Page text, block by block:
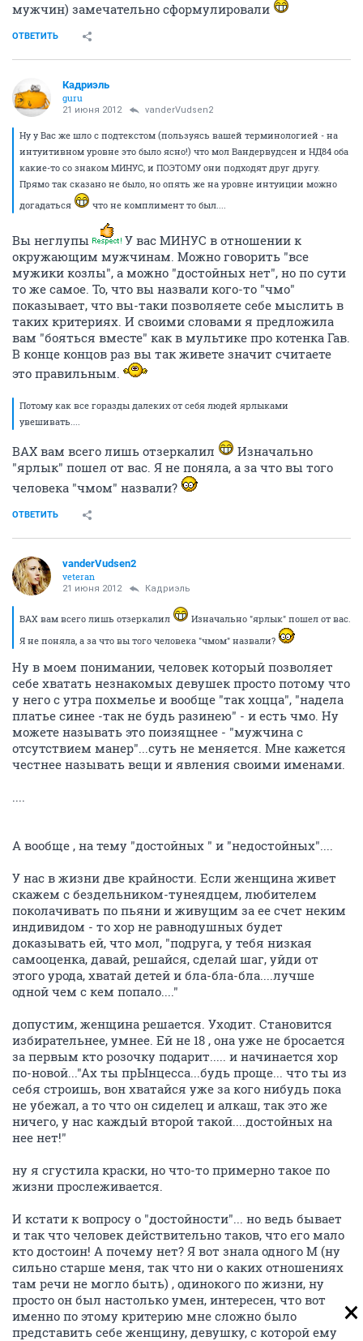
мужчин) замечательно сформулировали
ОТВЕТИТЬ
Кадриэль
guru
21 июня 2012 vanderVudsen2
Ну у Вас же шло с подтекстом (пользуясь вашей терминологией - на
интуитивном уровне это было ясно!) что мол Вандервудсен и НД84 оба
какие-то со знаком МИНУС, и ПОЭТОМУ они подходят друг другу.
Прямо так сказано не было, но опять же на уровне интуиции можно
догадаться
что не комплимент то был....
Вы неглупы
У вас МИНУС в отношении к
окружающим мужчинам. Можно говорить "все
мужики козлы", а можно "достойных нет", но по сути
то же самое. То, что вы назвали кого-то "чмо"
показывает, что вы-таки позволяете себе мыслить в
таких критериях. И своими словами я предложила
вам "бояться вместе" как в мультике про котенка Гав.
В конце концов раз вы так живете значит считаете
это правильным.
Потому как все горазды далеких от себя людей ярлыками
увешивать....
ВАХ вам всего лишь отзеркалил
Изначально
"ярлык" пошел от вас. Я не поняла, а за что вы того
человека "чмом" назвали?
ОТВЕТИТЬ
vanderVudsen2
veteran
21 июня 2012 Кадриэль
ВАХ вам всего лишь отзеркалил
Изначально "ярлык" пошел от вас.
Я не поняла, а за что вы того человека "чмом" назвали?
Ну в моем понимании, человек который позволяет
себе хватать незнакомых девушек просто потому что
у него с утра похмелье и вообще "так хоцца", "надела
платье синее -так не будь разинею" - и есть чмо. Ну
можете называть это поизящнее - "мужчина с
отсутствием манер"...суть не меняется. Мне кажется
честнее называть вещи и явления своими именами.
....
А вообще , на тему "достойных " и "недостойных"....
У нас в жизни две крайности. Если женщина живет
скажем с бездельником-тунеядцем, любителем
поколачивать по пьяни и живущим за ее счет неким
индивидом - то хор не равнодушных будет
доказывать ей, что мол, "подруга, у тебя низкая
самооценка, давай, решайся, сделай шаг, уйди от
этого урода, хватай детей и бла-бла-бла....лучше
одной чем с кем попало...."
допустим, женщина решается. Уходит. Становится
избирательнее, умнее. Ей не 18 , она уже не бросается
за первым кто розочку подарит..... и начинается хор
по-новой..."Ах ты прЫнцесса...будь проще... что ты из
себя строишь, вон хватайся уже за кого нибудь пока
не убежал, а то что он сиделец и алкаш, так это же
ничего, у нас каждый второй такой....достойных на
нее нет!"
ну я сгустила краски, но что-то примерно такое по
жизни прослеживается.
И кстати к вопросу о "достойности"... но ведь бывает
и так что человек действительно таков, что его мало
кто достоин! А почему нет? Я вот знала одного М (ну
сильно старше меня, так что ни о каких отношениях
там речи не могло быть) , одинокого по жизни, ну
просто он был настолько умен, интересен, что вот
именно по этому критерию мне сложно было
представить себе женщину, девушку, с которой ему